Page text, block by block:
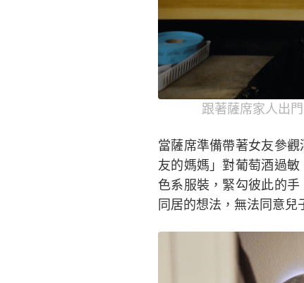
跟著薩席家人出
當薩席準備帶著女友參
友的媽媽」對葡萄酒過
色系服裝，緊勾彼此的
同居的想法，無法同意